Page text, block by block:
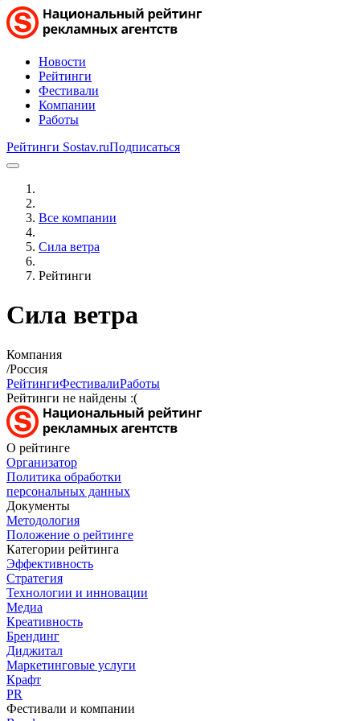
Новости
Рейтинги
Фестивали
Компании
Работы
Рейтинги Sostav.ruПодписаться
Все компании
Сила ветра
Рейтинги
Сила ветра
Компания
/Россия
РейтингиФестивалиРаботы
Рейтинги не найдены :(
О рейтинге
Организатор
Политика обработки
персональных данных
Документы
Методология
Положение о рейтинге
Категории рейтинга
Эффективность
Стратегия
Технологии и инновации
Медиа
Креативность
Брендинг
Диджитал
Маркетинговые услуги
Крафт
PR
Фестивали и компании